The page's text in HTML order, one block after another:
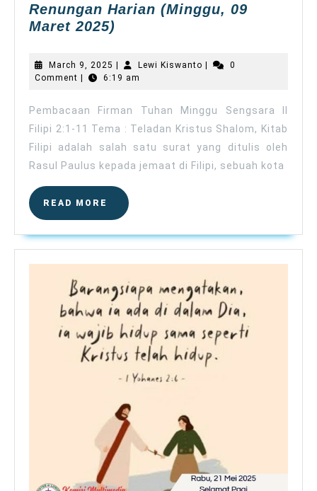
Renungan Harian (Minggu, 09
Maret 2025)
(Minggu,
09
2025)
March 9, 2025 March
9,
| Lewi Kiswanto Lewi
|
0
Comment | 6:19 am
Pembacaan Firman Tuhan Minggu Sengsara II
Filipi 2:1-11 Tema : Teladan Kristus Shalom, Kitab
Filipi adalah salah satu surat yang ditulis oleh
Rasul Paulus kepada jemaat di Filipi, sebuah kota
READ MORE
READ
MORE